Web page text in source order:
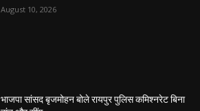
August 10, 2026
भाजपा सांसद बृजमोहन बोले रायपुर पुलिस कमिश्नरेट बिना